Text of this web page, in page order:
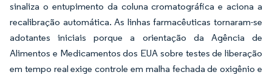
sinaliza o entupimento da coluna cromatográfica e aciona a
recalibração automática. As linhas farmacêuticas tornaram-se
adotantes iniciais porque a orientação da Agência de
Alimentos e Medicamentos dos EUA sobre testes de liberação
em tempo real exige controle em malha fechada de oxigênio e